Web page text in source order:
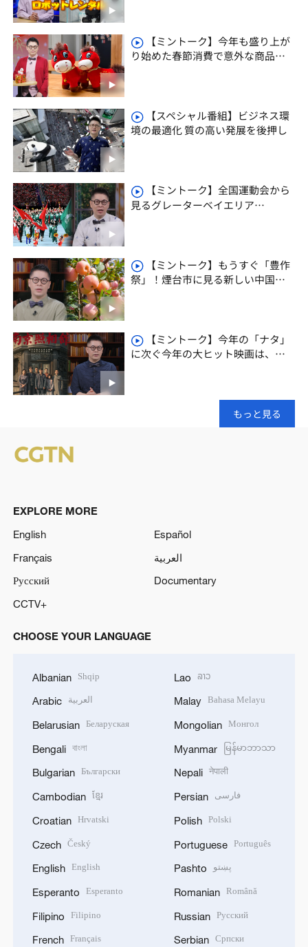
【ミントーク】今年も盛り上が
り始めた春節消費で意外な商品が
【スペシャル番組】ビジネス環
境の最適化 質の高い発展を後押し
【ミントーク】全国運動会から
見るグレーターベイエリア
【ミントーク】もうすぐ「豊作
祭」！煙台市に見る新しい中国農
【ミントーク】今年の「ナタ」
に次ぐ今年の大ヒット映画は、あ
もっと見る
EXPLORE MORE
English
Español
Français
العربية
Русский
Documentary
CCTV+
CHOOSE YOUR LANGUAGE
Albanian Shqip
Arabic العربية
Belarusian Беларуская
Bengali বাংলা
Bulgarian Български
Cambodian ខ្មែរ
Croatian Hrvatski
Czech Český
English English
Esperanto Esperanto
Filipino Filipino
French Français
Lao ລາວ
Malay Bahasa Melayu
Mongolian Монгол
Myanmar မြန်မာဘာသာ
Nepali नेपाली
Persian فارسی
Polish Polski
Portuguese Português
Pashto پښتو
Romanian Română
Russian Русский
Serbian Српски